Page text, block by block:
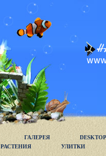
ГАЛЕРЕЯ
DESKTOP
РАСТЕНИЯ
УЛИТКИ